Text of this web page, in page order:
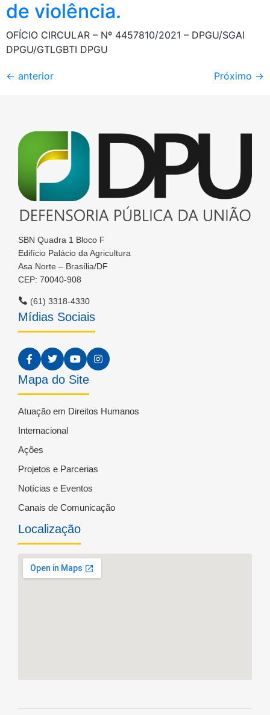
de violência.
OFÍCIO CIRCULAR – Nº 4457810/2021 – DPGU/SGAI
DPGU/GTLGBTI DPGU
← anterior Próximo →
SBN Quadra 1 Bloco F
Edifício Palácio da Agricultura
Asa Norte – Brasília/DF
CEP: 70040-908
(61) 3318-4330
Mídias Sociais
Mapa do Site
Atuação em Direitos Humanos
Internacional
Ações
Projetos e Parcerias
Notícias e Eventos
Canais de Comunicação
Localização